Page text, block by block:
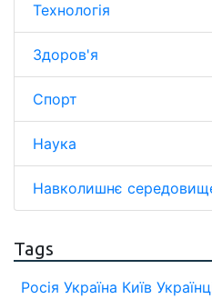
Технологія
Здоров'я
Спорт
Наука
Навколишнє
Tags
Росія Україна Київ